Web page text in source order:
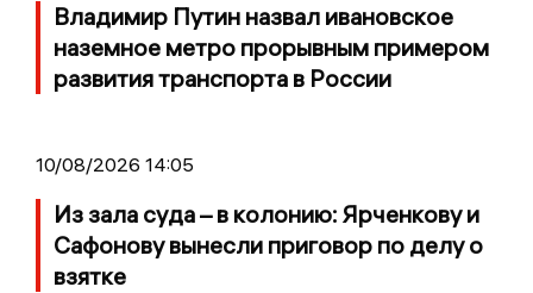
Владимир Путин назвал ивановское
наземное метро прорывным примером
развития транспорта в России
10/08/2026 14:05
Из зала суда – в колонию: Ярченкову и
Сафонову вынесли приговор по делу о
взятке